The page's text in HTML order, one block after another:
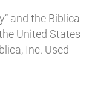
and the Biblica
United States
Inc. Used